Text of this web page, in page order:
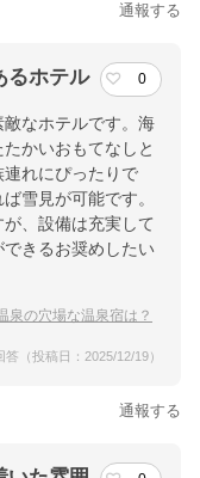
通報する
るホテル 0
なホテルです。海
かいおもてなしと
れにぴったりで
雪見が可能です。
、設備は充実して
きるお奨めしたい
泉の穴場な温泉宿は？
答（投稿日：2025/12/19）
通報する